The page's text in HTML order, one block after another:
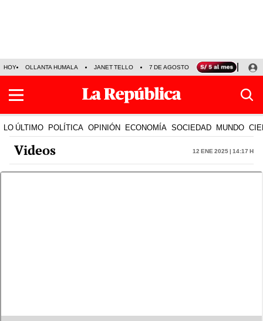
HOY OLLANTA HUMALA JANET TELLO 7 DE AGOSTO TINKA RESULTADOS
LO ÚLTIMO POLÍTICA OPINIÓN ECONOMÍA SOCIEDAD MUNDO
Videos 12 Ene 2025 | 14:17 h